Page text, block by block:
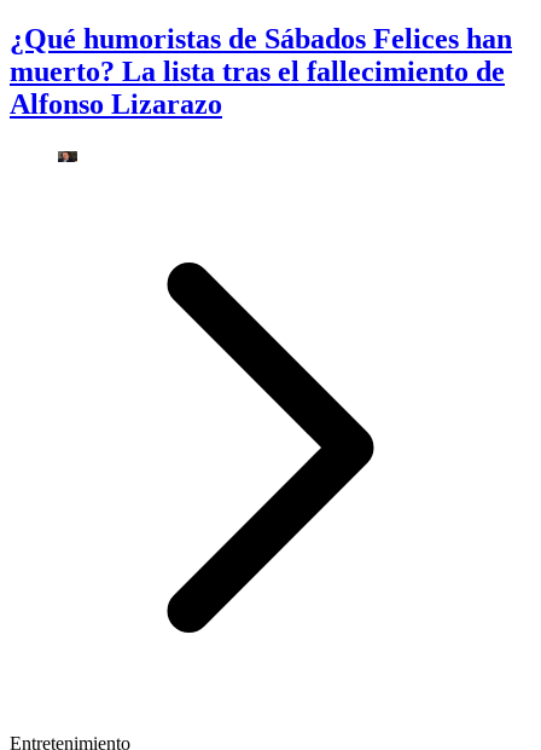
¿Qué humoristas de Sábados Felices han
muerto? La lista tras el fallecimiento de
Alfonso Lizarazo
Entretenimiento